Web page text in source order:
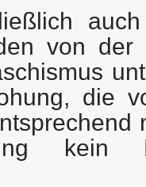
von der
die
kein